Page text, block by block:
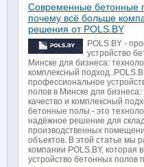
Современные бетонные
почему всё больше
решения от POLS.BY
POLS.BY -
устройство
Минске для бизнеса:
комплексный
профессиональное
полов в Минске для бизнеса:
качество и комплексный
бетонные полы - это
надёжное решение для
производственных
объектов. В этой статье мы
компании POLS.BY, которая
устройство бетонных полов